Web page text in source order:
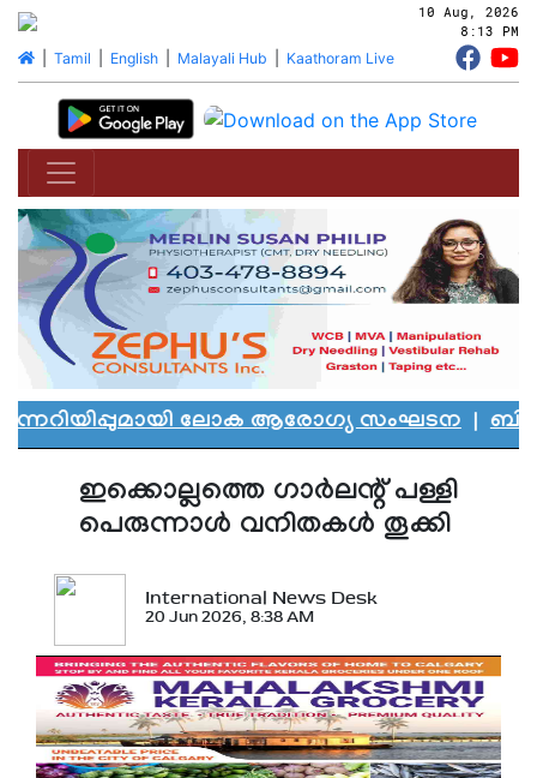
10 Aug, 2026
8:13 PM
| Tamil English| Malayali Hub Kaathoram Live
ലോക ആരോഗ്യ സംഘടന|
ഇക്കൊല്ലത്തെ ഗാര്‍ലന്റ് പള്ളി
പെരുന്നാള്‍ വനിതകള്‍ തൂക്കി
International News Desk
20 Jun 2026, 8:38 AM